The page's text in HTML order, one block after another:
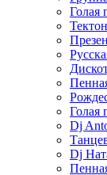
Голая
Голая
Dj
Dj